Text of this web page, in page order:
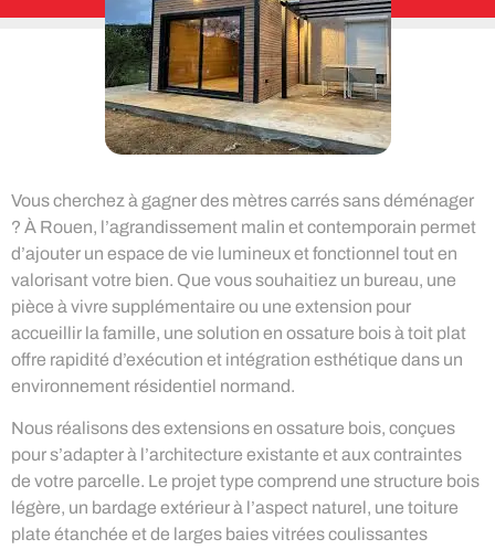
Vous cherchez à gagner des mètres carrés sans déménager
? À Rouen, l’agrandissement malin et contemporain permet
d’ajouter un espace de vie lumineux et fonctionnel tout en
valorisant votre bien. Que vous souhaitiez un bureau, une
pièce à vivre supplémentaire ou une extension pour
accueillir la famille, une solution en ossature bois à toit plat
offre rapidité d’exécution et intégration esthétique dans un
environnement résidentiel normand.
Nous réalisons des extensions en ossature bois, conçues
pour s’adapter à l’architecture existante et aux contraintes
de votre parcelle. Le projet type comprend une structure bois
légère, un bardage extérieur à l’aspect naturel, une toiture
plate étanchée et de larges baies vitrées coulissantes